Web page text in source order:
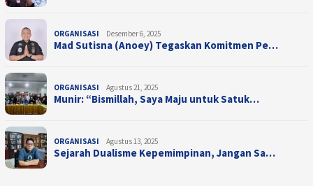
ORGANISASI Desember 6, 2025
Mad Sutisna (Anoey) Tegaskan Komitmen Pe…
ORGANISASI Agustus 21, 2025
Munir: “Bismillah, Saya Maju untuk Satuk…
ORGANISASI Agustus 13, 2025
Sejarah Dualisme Kepemimpinan, Jangan Sa…